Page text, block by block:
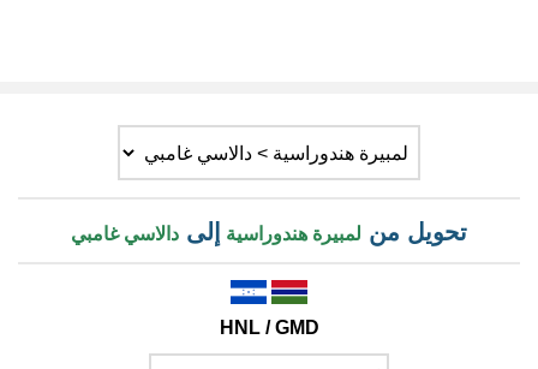
تحويل من لمبيرة هندوراسية إلى دالاسي غامبي
HNL / GMD